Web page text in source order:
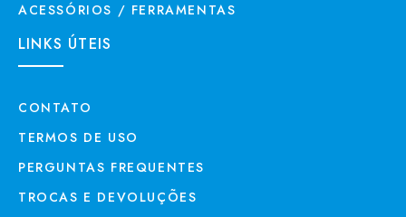
ACESSÓRIOS / FERRAMENTAS
LINKS ÚTEIS
CONTATO
TERMOS DE USO
PERGUNTAS FREQUENTES
TROCAS E DEVOLUÇÕES